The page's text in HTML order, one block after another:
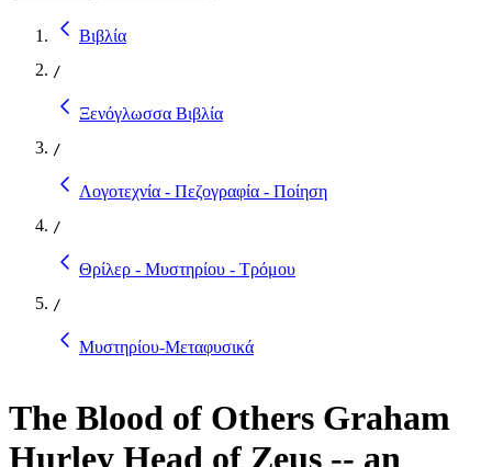
Βιβλία
/
Ξενόγλωσσα Βιβλία
/
Λογοτεχνία - Πεζογραφία - Ποίηση
/
Θρίλερ - Μυστηρίου - Τρόμου
/
Μυστηρίου-Μεταφυσικά
The Blood of Others Graham
Hurley Head of Zeus -- an